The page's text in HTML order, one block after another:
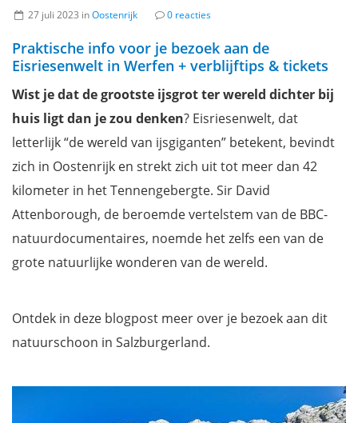
27 juli 2023 inOostenrijk 0 reacties
Praktische info voor je bezoek aan de
Eisriesenwelt in Werfen + verblijftips & tickets
Wist je dat de grootste ijsgrot ter wereld dichter bij
huis ligt dan je zou denken? Eisriesenwelt, dat
letterlijk “de wereld van ijsgiganten” betekent, bevindt
zich in Oostenrijk en strekt zich uit tot meer dan 42
kilometer in het Tennengebergte. Sir David
Attenborough, de beroemde vertelstem van de BBC-
natuurdocumentaires, noemde het zelfs een van de
grote natuurlijke wonderen van de wereld.
Ontdek in deze blogpost meer over je bezoek aan dit
natuurschoon in Salzburgerland.